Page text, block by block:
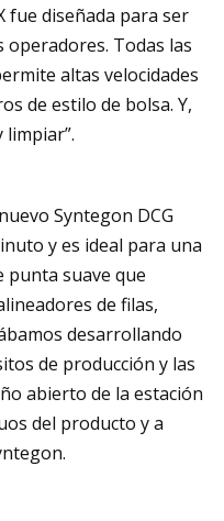
fue diseñada para ser
Todas las
altas velocidades
de estilo de bolsa. Y,
Syntegon DCG
y es ideal para una
punta suave que
de filas,
desarrollando
de producción y las
abierto de la estación
del producto y a